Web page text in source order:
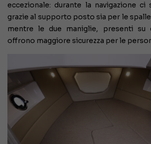
eccezionale: durante la navigazione ci
grazie al supporto posto sia per le
mentre le due maniglie, presenti su
offrono maggiore sicurezza per le